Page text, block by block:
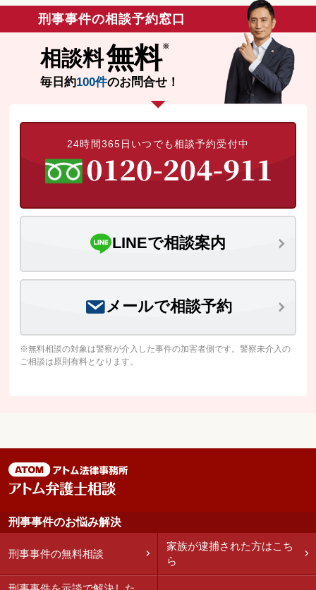
刑事事件の相談予約窓口
相談料無料
毎日約100件のお問合せ！
24時間365日いつでも相談予約受付中
LINEで相談案内
メールで相談予約
※無料相談の対象は警察が介入した事件の加害者側です。警察未介入の
ご相談は原則有料となります。
刑事事件のお悩み解決
刑事事件の無料相談
家族が逮捕された方はこち
ら